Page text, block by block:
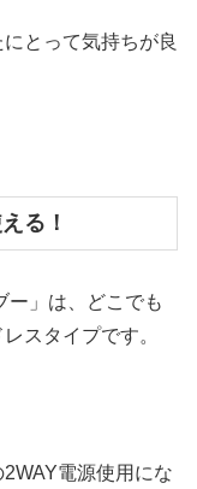
とって気持ちが良
る！
ー」は、どこでも
スタイプです。
電源使用にな